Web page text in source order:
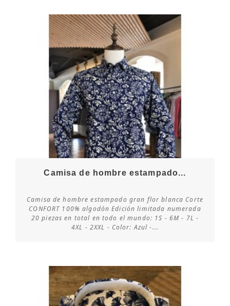
Consultar disponibilidad
Camisa de hombre estampado...
Camisa de hombre estampado gran flor blanca Corte
CONFORT 100% algodón Edición limitada numerada
20 piezas en total en todo el mundo: 1S - 6M - 7L -
4XL - 2XXL - Color: Azul -...